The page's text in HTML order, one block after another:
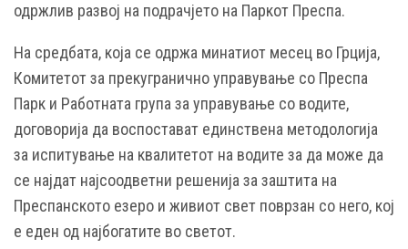
одржлив развој на подрачјето на Паркот Преспа.
На средбата, која се одржа минатиот месец во Грција,
Комитетот за прекугранично управување со Преспа
Парк и Работната група за управување со водите,
договорија да воспостават единствена методологија
за испитување на квалитетот на водите за да може да
се најдат најсоодветни решенија за заштита на
Преспанското езеро и живиот свет поврзан со него, кој
е еден од најбогатите во светот.